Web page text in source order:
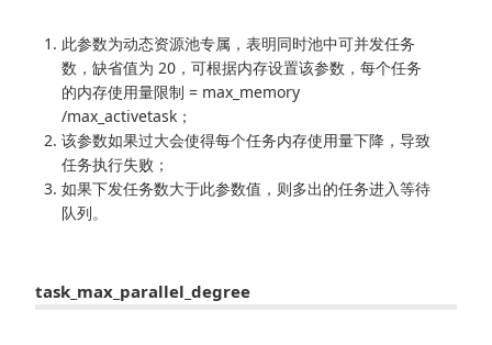
此参数为动态资源池专属，表明同时池中可并发任务
数，缺省值为 20，可根据内存设置该参数，每个任务
的内存使用量限制 = max_memory
/max_activetask；
该参数如果过大会使得每个任务内存使用量下降，导致
任务执行失败；
如果下发任务数大于此参数值，则多出的任务进入等待
队列。
task_max_parallel_degree